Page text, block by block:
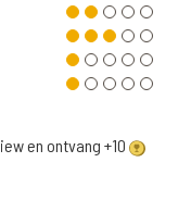
en ontvang +10